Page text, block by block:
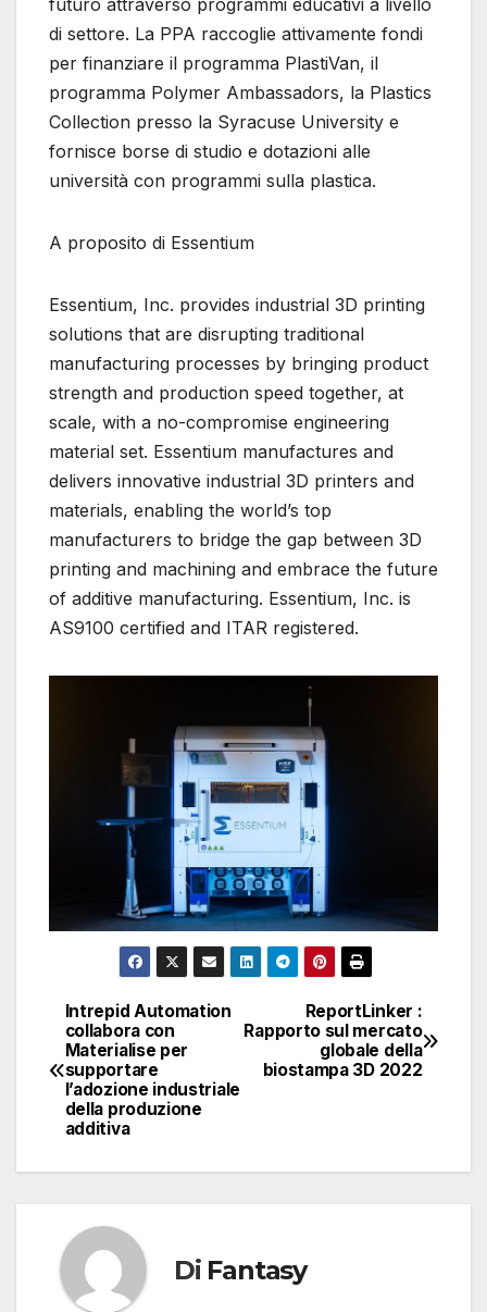
futuro attraverso programmi educativi a livello
di settore. La PPA raccoglie attivamente fondi
per finanziare il programma PlastiVan, il
programma Polymer Ambassadors, la Plastics
Collection presso la Syracuse University e
fornisce borse di studio e dotazioni alle
università con programmi sulla plastica.
A proposito di Essentium
Essentium, Inc. provides industrial 3D printing
solutions that are disrupting traditional
manufacturing processes by bringing product
strength and production speed together, at
scale, with a no-compromise engineering
material set. Essentium manufactures and
delivers innovative industrial 3D printers and
materials, enabling the world’s top
manufacturers to bridge the gap between 3D
printing and machining and embrace the future
of additive manufacturing. Essentium, Inc. is
AS9100 certified and ITAR registered.
Navigazione
articoli
ReportLinker :
Rapporto sul mercato
globale della
biostampa 3D 2022
Intrepid Automation
collabora con
Materialise per
supportare
l’adozione industriale
della produzione
additiva
Di Fantasy